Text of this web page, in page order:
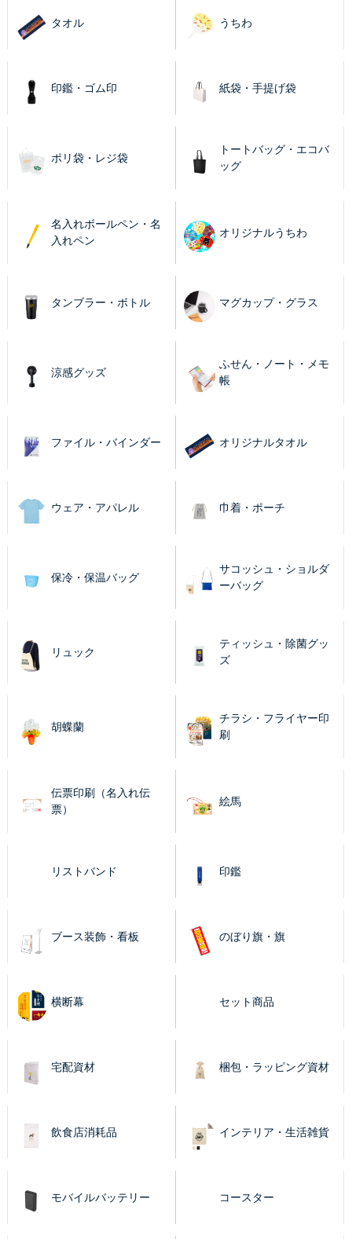
タオル うちわ
印鑑・ゴム印 紙袋・手提げ袋
ポリ袋・レジ袋
トートバッグ・エコバ
ッグ
名入れボールペン・名
入れペン
オリジナルうちわ
タンブラー・ボトル マグカップ・グラス
涼感グッズ
ふせん・ノート・メモ
帳
ファイル・バインダー オリジナルタオル
ウェア・アパレル 巾着・ポーチ
保冷・保温バッグ
サコッシュ・ショルダ
ーバッグ
リュック
ティッシュ・除菌グッ
ズ
胡蝶蘭
チラシ・フライヤー印
刷
伝票印刷（名入れ伝
票）
絵馬
リストバンド 印鑑
ブース装飾・看板 のぼり旗・旗
横断幕 セット商品
宅配資材 梱包・ラッピング資材
飲食店消耗品 インテリア・生活雑貨
モバイルバッテリー コースター